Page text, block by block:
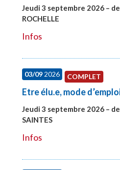
Jeudi 3 septembre 2026 –
ROCHELLE
Infos
03/092026 COMPLET
Etre élu.e, mode
Jeudi 3 septembre 2026 –
SAINTES
Infos